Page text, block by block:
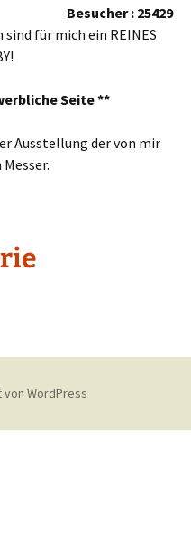
Besucher : 25429
für mich ein REINES
Seite **
Ausstellung der von mir
WordPress